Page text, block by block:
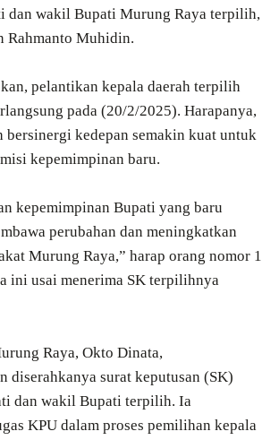
dan wakil Bupati Murung Raya terpilih,
Rahmanto Muhidin.
pelantikan kepala daerah terpilih
pada (20/2/2025). Harapanya,
kedepan semakin kuat untuk
kepemimpinan baru.
kepemimpinan Bupati yang baru
perubahan dan meningkatkan
Murung Raya,” harap orang nomor 1
ini usai menerima SK terpilihnya
Raya, Okto Dinata,
diserahkanya surat keputusan (SK)
dan wakil Bupati terpilih. Ia
KPU dalam proses pemilihan kepala